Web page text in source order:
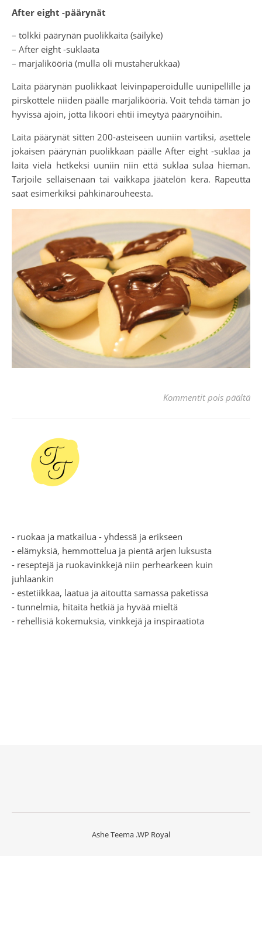
After eight -päärynät
– tölkki päärynän puolikkaita (säilyke)
– After eight -suklaata
– marjalikööriä (mulla oli mustaherukkaa)
Laita päärynän puolikkaat leivinpaperoidulle uunipellille ja
pirskottele niiden päälle marjalikööriä. Voit tehdä tämän jo
hyvissä ajoin, jotta likööri ehtii imeytyä päärynöihin.
Laita päärynät sitten 200-asteiseen uuniin vartiksi, asettele
jokaisen päärynän puolikkaan päälle After eight -suklaa ja
laita vielä hetkeksi uuniin niin että suklaa sulaa hieman.
Tarjoile sellaisenaan tai vaikkapa jäätelön kera. Rapeutta
saat esimerkiksi pähkinärouheesta.
Kommentit pois päältä
- ruokaa ja matkailua - yhdessä ja erikseen
- elämyksiä, hemmottelua ja pientä arjen luksusta
- reseptejä ja ruokavinkkejä niin perhearkeen kuin
juhlaankin
- estetiikkaa, laatua ja aitoutta samassa paketissa
- tunnelmia, hitaita hetkiä ja hyvää mieltä
- rehellisiä kokemuksia, vinkkejä ja inspiraatiota
Ashe Teema .WP Royal